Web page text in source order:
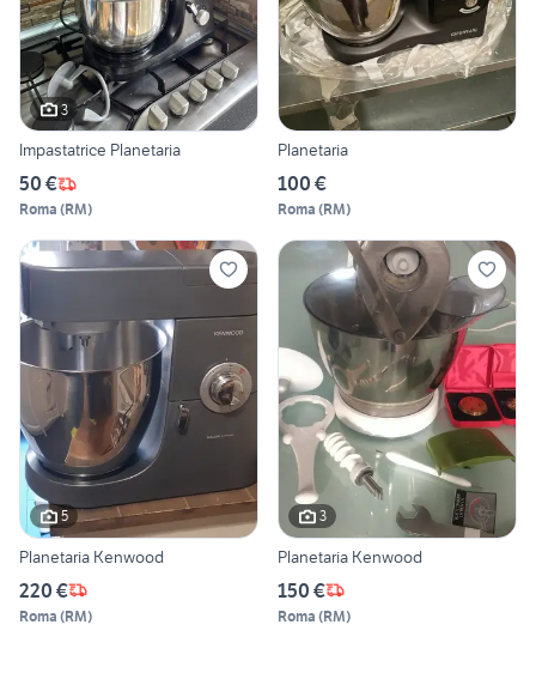
3
Impastatrice Planetaria
50 €
Roma (RM)
Planetaria
100 €
Roma (RM)
5
Planetaria Kenwood
220 €
Roma (RM)
3
Planetaria Kenwood
150 €
Roma (RM)